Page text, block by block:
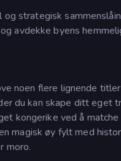
strategisk
avdekke byens
noen flere lignende
du kan skape ditt eget
kongerike ved å
magisk øy fylt med
moro.